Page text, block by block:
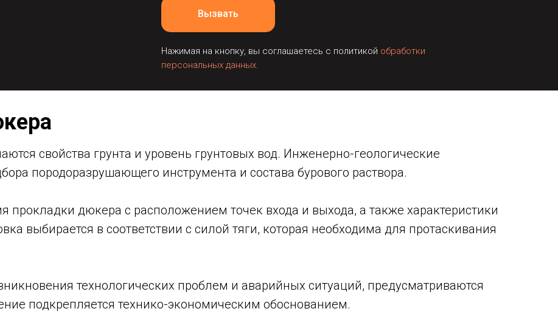
Вызвать
Нажимая на кнопку, вы соглашаетесь с политикой обработки
персональных данных.
свойства грунта и уровень грунтовых вод. Инженерно-геологические
породоразрушающего инструмента и состава бурового раствора.
прокладки дюкера с расположением точек входа и выхода, а также характеристики
выбирается в соответствии с силой тяги, которая необходима для протаскивания
технологических проблем и аварийных ситуаций, предусматриваются
подкрепляется технико-экономическим обоснованием.